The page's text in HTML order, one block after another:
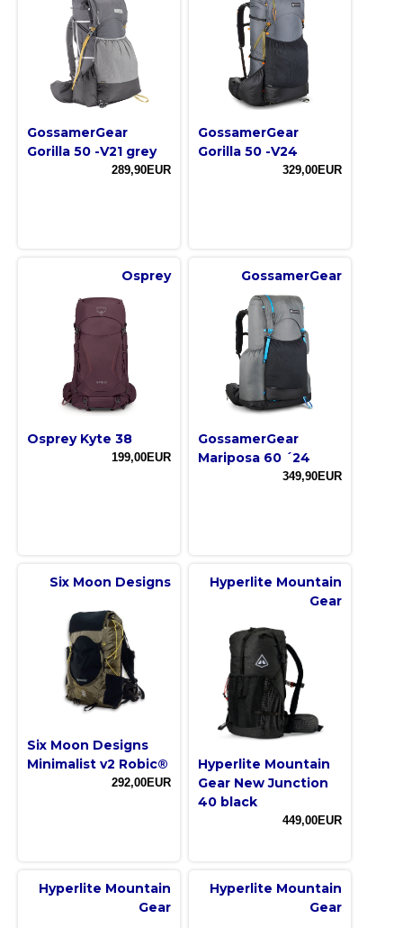
GossamerGear
Gorilla 50 -V21 grey
289,90EUR
GossamerGear
Gorilla 50 -V24
329,00EUR
Osprey
Osprey Kyte 38
199,00EUR
GossamerGear
GossamerGear
Mariposa 60 ´24
349,90EUR
Six Moon Designs
Six Moon Designs
Minimalist v2 Robic®
292,00EUR
Hyperlite Mountain
Gear
Hyperlite Mountain
Gear New Junction
40 black
449,00EUR
Hyperlite Mountain
Gear
Hyperlite Mountain
Gear